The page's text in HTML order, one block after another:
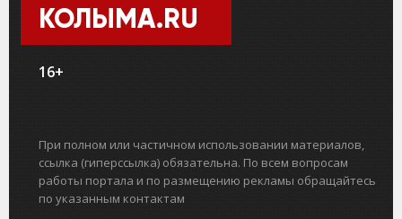
КОЛЫМА.RU
16+
При полном или частичном использовании материалов,
ссылка (гиперссылка) обязательна. По всем вопросам
работы портала и по размещению рекламы обращайтесь
по указанным контактам